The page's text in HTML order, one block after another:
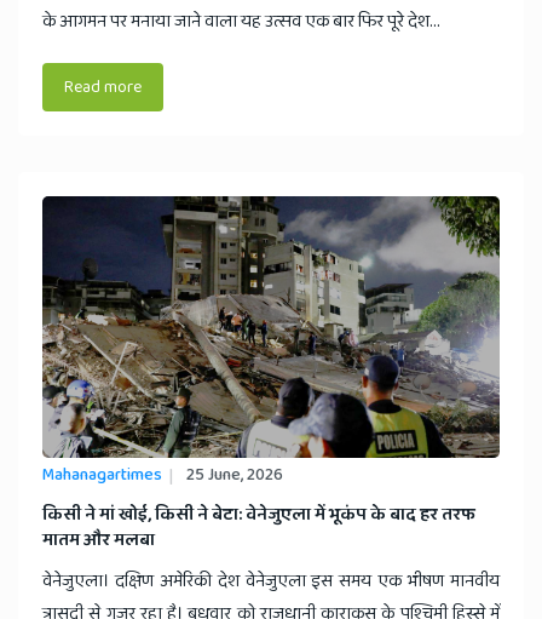
के आगमन पर मनाया जाने वाला यह उत्सव एक बार फिर पूरे देश...
Read more
Mahanagartimes 25 June, 2026
किसी ने मां खोई, किसी ने बेटा: वेनेजुएला में भूकंप के बाद हर तरफ
मातम और मलबा
वेनेजुएला। दक्षिण अमेरिकी देश वेनेजुएला इस समय एक भीषण मानवीय